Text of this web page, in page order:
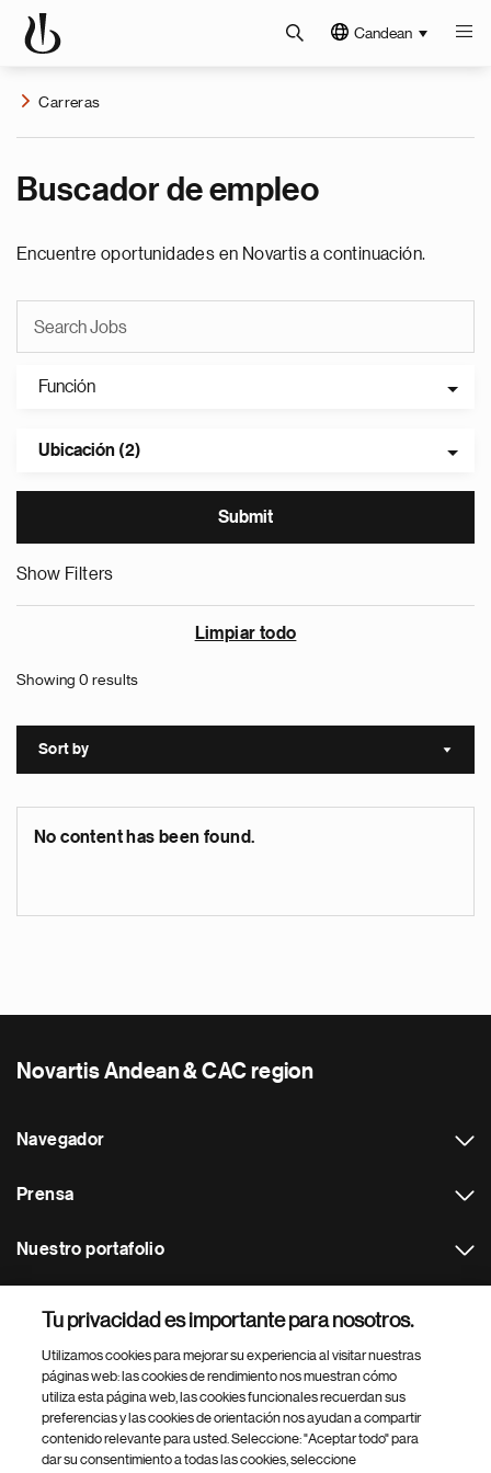
Candean
Carreras
Buscador de empleo
Encuentre oportunidades en Novartis a continuación.
Función
Ubicación (2)
Show Filters
Limpiar todo
Showing 0 results
Sort by Sort
No content has been found.
Novartis Andean & CAC region
Navegador
Prensa
Nuestro portafolio
Footer Site Search
Tu privacidad es importante para nosotros.
Utilizamos cookies para mejorar su experiencia al visitar nuestras
páginas web: las cookies de rendimiento nos muestran cómo
utiliza esta página web, las cookies funcionales recuerdan sus
preferencias y las cookies de orientación nos ayudan a compartir
contenido relevante para usted. Seleccione: "Aceptar todo" para
dar su consentimiento a todas las cookies, seleccione